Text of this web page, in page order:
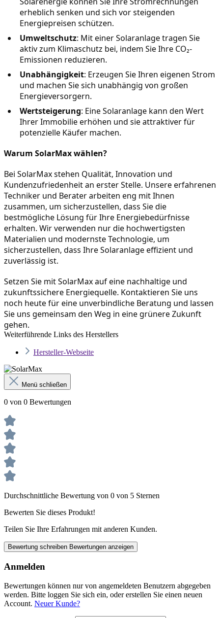
erheblich senken und sich vor steigenden
Energiepreisen schützen.
Umweltschutz: Mit einer Solaranlage tragen Sie
aktiv zum Klimaschutz bei, indem Sie Ihre CO₂-
Emissionen reduzieren.
Unabhängigkeit: Erzeugen Sie Ihren eigenen Strom
und machen Sie sich unabhängig von großen
Energieversorgern.
Wertsteigerung: Eine Solaranlage kann den Wert
Ihrer Immobilie erhöhen und sie attraktiver für
potenzielle Käufer machen.
Warum SolarMax wählen?
Bei SolarMax stehen Qualität, Innovation und
Kundenzufriedenheit an erster Stelle. Unsere erfahrenen
Techniker und Berater arbeiten eng mit Ihnen
zusammen, um sicherzustellen, dass Sie die
bestmögliche Lösung für Ihre Energiebedürfnisse
erhalten. Wir verwenden nur die hochwertigsten
Materialien und modernste Technologie, um
sicherzustellen, dass Ihre Solaranlage effizient und
zuverlässig ist.
Setzen Sie mit SolarMax auf eine nachhaltige und
zukunftssichere Energiequelle. Kontaktieren Sie uns
noch heute für eine unverbindliche Beratung und lassen
Sie uns gemeinsam den Weg in eine grünere Zukunft
gehen.
Weiterführende Links des Herstellers
Hersteller-Webseite
Menü schließen
0 von 0 Bewertungen
Durchschnittliche Bewertung von 0 von 5 Sternen
Bewerten Sie dieses Produkt!
Teilen Sie Ihre Erfahrungen mit anderen Kunden.
Bewertung schreiben Bewertungen anzeigen
Anmelden
Bewertungen können nur von angemeldeten Benutzern abgegeben
werden. Bitte loggen Sie sich ein, oder erstellen Sie einen neuen
Account. Neuer Kunde?